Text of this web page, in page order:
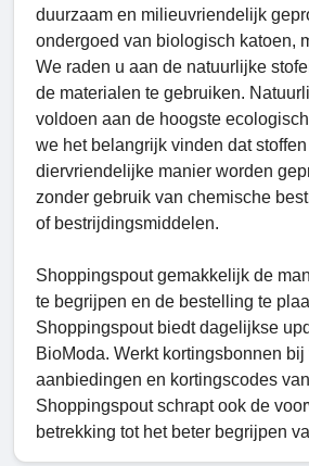
duurzaam en milieuvriendelijk
ondergoed van biologisch katoen,
We raden u aan de natuurlijke
de materialen te gebruiken.
voldoen aan de hoogste
we het belangrijk vinden dat
diervriendelijke manier worden
zonder gebruik van chemische
of bestrijdingsmiddelen.
Shoppingspout gemakkelijk de
te begrijpen en de bestelling te
Shoppingspout biedt dagelijkse
BioModa. Werkt kortingsbonnen
aanbiedingen en kortingscodes
Shoppingspout schrapt ook de
betrekking tot het beter begrijpen